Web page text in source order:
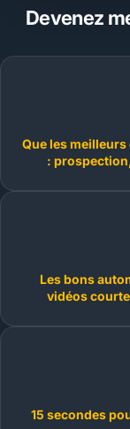
Devenez
Que les
:
Les bons
vidéos
15 secondes